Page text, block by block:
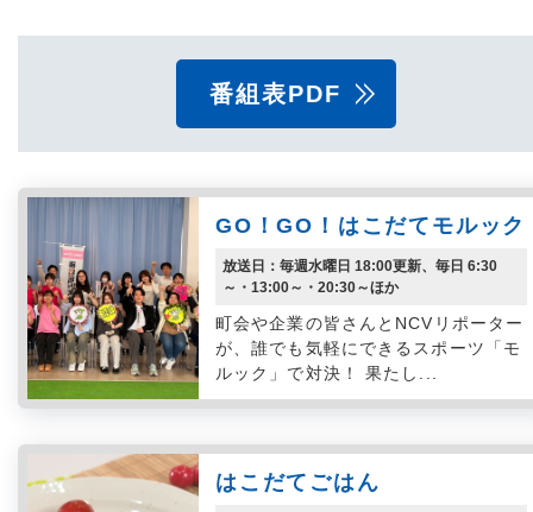
お申し込み
〒041-0801
北海道函館市桔梗町379-31
0138-34-2525
営業時間 9:00～18:00
〒950-1189
新潟県新潟市西区山田2310-39
営業時間 9:00～18:00
番組表PDF
GO！GO！はこだてモルック
放送日：毎週水曜日 18:00更新、毎日 6:30
～・13:00～・20:30～ほか
町会や企業の皆さんとNCVリポーター
が、誰でも気軽にできるスポーツ「モ
ルック」で対決！ 果たし...
はこだてごはん